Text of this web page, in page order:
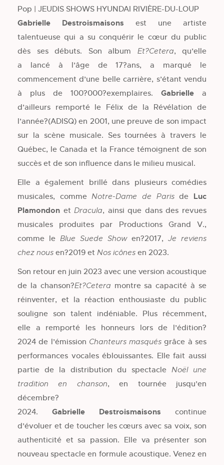
Pop | JEUDIS SHOWS HYUNDAI RIVIÈRE-DU-LOUP
Gabrielle Destroismaisons est une artiste
talentueuse qui a su conquérir le cœur du public
dès ses débuts. Son album Et?Cetera, qu’elle
a lancé à l’âge de 17?ans, a marqué le
commencement d’une belle carrière, s’étant vendu
à plus de 100?000?exemplaires. Gabrielle a
d’ailleurs remporté le Félix de la Révélation de
l’année?(ADISQ) en 2001, une preuve de son impact
sur la scène musicale. Ses tournées à travers le
Québec, le Canada et la France témoignent de son
succès et de son influence dans le milieu musical.
Elle a également brillé dans plusieurs comédies
musicales, commeNotre-Dame de Parisde Luc
Plamondon et Dracula, ainsi que dans des revues
musicales produites par Productions Grand V.,
comme le Blue Suede Showen?2017, Je reviens
chez nous en?2019 et Nos icônes en 2023.
Son retour en juin 2023 avec une version acoustique
de la chanson?Et?Cetera montre sa capacité à se
réinventer, et la réaction enthousiaste du public
souligne son talent indéniable. Plus récemment,
elle a remporté les honneurs lors de l’édition?
2024 de l’émission Chanteurs masqués grâce à ses
performances vocales éblouissantes. Elle fait aussi
partie de la distribution du spectacle Noël une
tradition en chanson, en tournée jusqu’en
décembre?
2024. Gabrielle Destroismaisons continue
d’évoluer et de toucher les cœurs avec sa voix, son
authenticité et sa passion. Elle va présenter son
nouveau spectacle en formule acoustique. Venez en